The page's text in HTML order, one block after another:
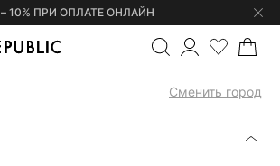
– 10% ПРИ ОПЛАТЕ ОНЛАЙН
Сменить город
ГОЛОВНЫЕ УБОРЫ ШАПКИ